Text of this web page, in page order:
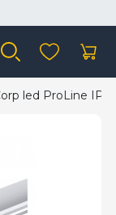
led ProLine